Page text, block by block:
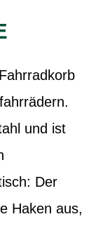
und ist
Der
Haken aus,